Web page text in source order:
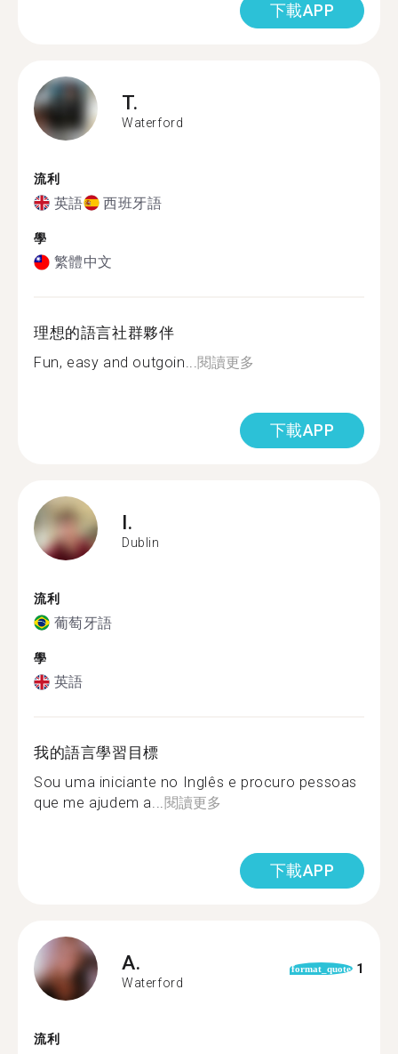
下載APP
T.
Waterford
流利
英語 西班牙語
學
繁體中文
理想的語言社群夥伴
Fun, easy and outgoin...閱讀更多
下載APP
I.
Dublin
流利
葡萄牙語
學
英語
我的語言學習目標
Sou uma iniciante no Inglês e procuro pessoas
que me ajudem a...閱讀更多
下載APP
A.
Waterford
format_quote 1
流利